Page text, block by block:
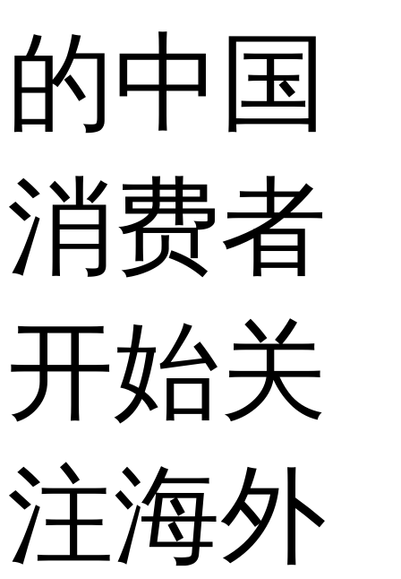
的中国
消费者
开始关
注海外